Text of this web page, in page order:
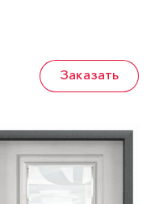
Заказать